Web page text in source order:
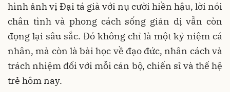
hình ảnh vị Đại tá già với nụ cười hiền hậu, lời nói
chân tình và phong cách sống giản dị vẫn còn
đọng lại sâu sắc. Đó không chỉ là một kỷ niệm cá
nhân, mà còn là bài học về đạo đức, nhân cách và
trách nhiệm đối với mỗi cán bộ, chiến sĩ và thế hệ
trẻ hôm nay.